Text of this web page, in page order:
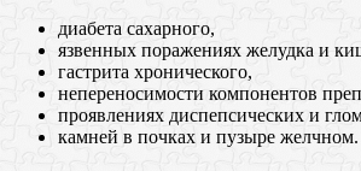
диабета сахарного,
язвенных поражениях желудка и
гастрита хронического,
непереносимости компонентов
проявлениях диспепсических и
камней в почках и пузыре желчном.